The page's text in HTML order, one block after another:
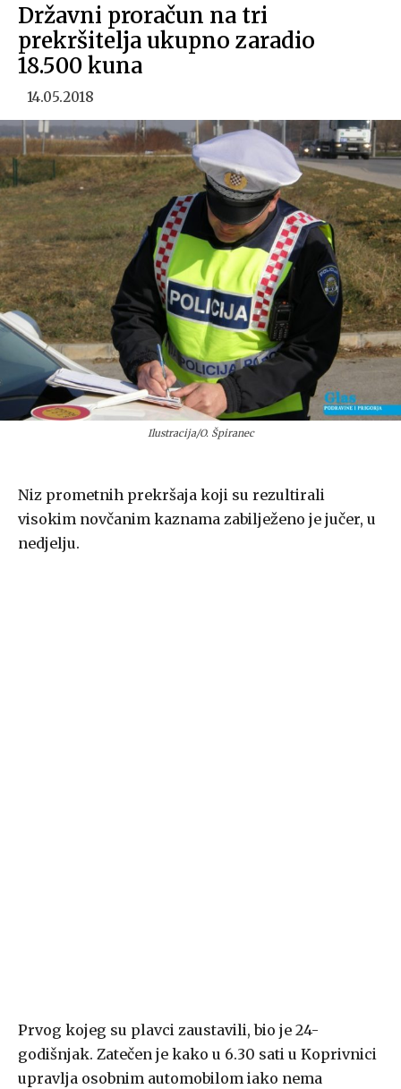
Državni proračun na tri
prekršitelja ukupno zaradio
18.500 kuna
14.05.2018
Ilustracija/O. Špiranec
Niz prometnih prekršaja koji su rezultirali
visokim novčanim kaznama zabilježeno je jučer, u
nedjelju.
Prvog kojeg su plavci zaustavili, bio je 24-
godišnjak. Zatečen je kako u 6.30 sati u Koprivnici
upravlja osobnim automobilom iako nema